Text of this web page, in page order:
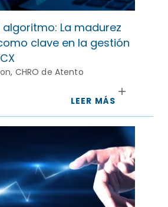
algoritmo: La madurez
clave en la gestión
CHRO de Atento
LEER MÁS